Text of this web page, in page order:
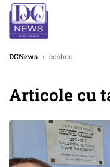
DCNews › cosbuc
Articole cu